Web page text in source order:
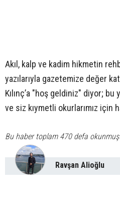
Akıl, kalp ve kadim hikmetin
yazılarıyla gazetemize değer
Kılınç’a "hoş geldiniz" diyor;
ve siz kıymetli okurlarımız için
Bu haber toplam 470 defa
Ravşan Alioğlu